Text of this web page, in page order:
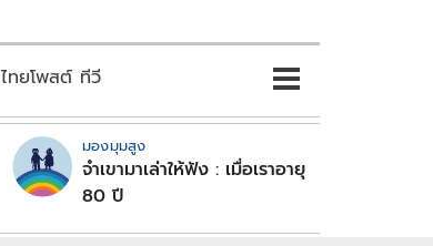
ไทยโพสต์ ทีวี
มองมุมสูง
จำเขามาเล่าให้ฟัง : เมื่อเราอายุ
80 ปี